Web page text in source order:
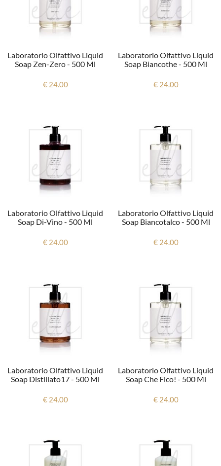
Laboratorio Olfattivo Liquid
Soap Zen-Zero - 500 Ml
€ 24.00
Laboratorio Olfattivo Liquid
Soap Biancothe - 500 Ml
€ 24.00
Laboratorio Olfattivo Liquid
Soap Di-Vino - 500 Ml
€ 24.00
Laboratorio Olfattivo Liquid
Soap Biancotalco - 500 Ml
€ 24.00
Laboratorio Olfattivo Liquid
Soap Distillato17 - 500 Ml
€ 24.00
Laboratorio Olfattivo Liquid
Soap Che Fico! - 500 Ml
€ 24.00